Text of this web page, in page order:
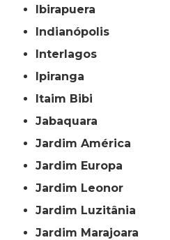
Ibirapuera
Indianópolis
Interlagos
Ipiranga
Itaim Bibi
Jabaquara
Jardim América
Jardim Europa
Jardim Leonor
Jardim Luzitânia
Jardim Marajoara